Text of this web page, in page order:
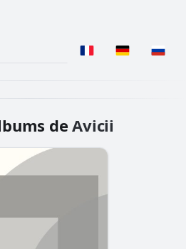
deAvicii